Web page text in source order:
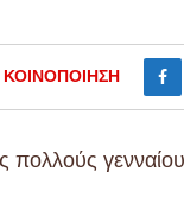
ΚΟΙΝΟΠΟΊΗΣΗ